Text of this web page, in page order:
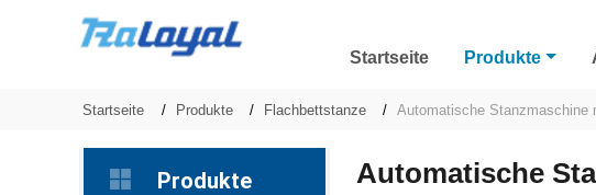
Startseite Produkte
Startseite Produkte Flachbettstanze Automatische Stanzmaschine
Automatische
Produkte